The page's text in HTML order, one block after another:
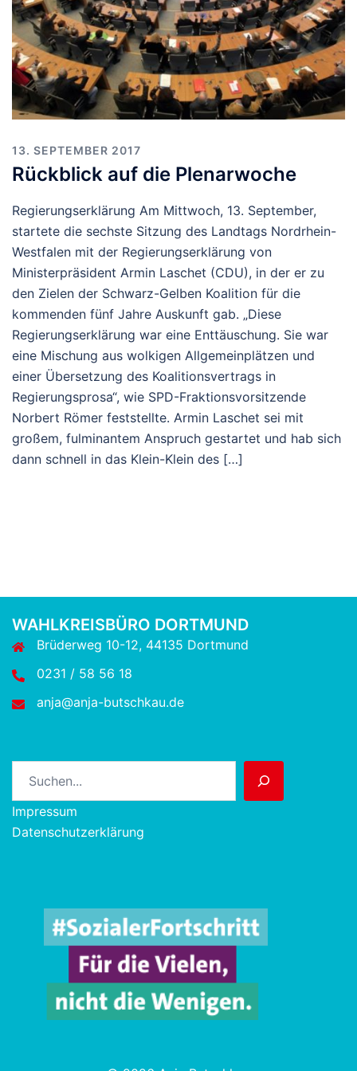
13. SEPTEMBER 2017
Rückblick auf die Plenarwoche
Regierungserklärung Am Mittwoch, 13. September,
startete die sechste Sitzung des Landtags Nordrhein-
Westfalen mit der Regierungserklärung von
Ministerpräsident Armin Laschet (CDU), in der er zu
den Zielen der Schwarz-Gelben Koalition für die
kommenden fünf Jahre Auskunft gab. „Diese
Regierungserklärung war eine Enttäuschung. Sie war
eine Mischung aus wolkigen Allgemeinplätzen und
einer Übersetzung des Koalitionsvertrags in
Regierungsprosa“, wie SPD-Fraktionsvorsitzende
Norbert Römer feststellte. Armin Laschet sei mit
großem, fulminantem Anspruch gestartet und hab sich
dann schnell in das Klein-Klein des […]
WAHLKREISBÜRO DORTMUND
Brüderweg 10-12, 44135 Dortmund
0231 / 58 56 18
anja@anja-butschkau.de
Impressum
Datenschutzerklärung